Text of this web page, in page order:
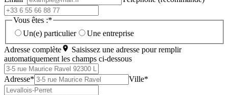
Vous êtes :*
Un(e) particulier
Une entreprise
Adresse complète
Saisissez une adresse pour remplir
automatiquement les champs ci-dessous
Adresse* Ville*